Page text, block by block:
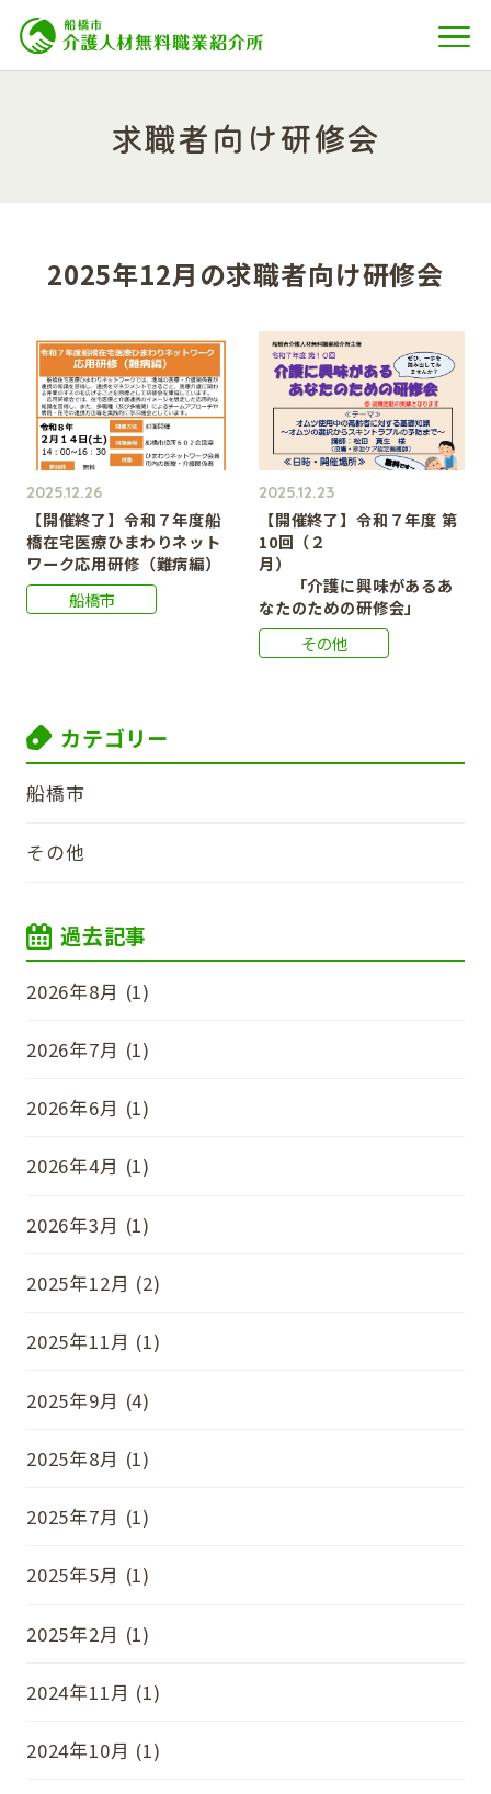
求職者向け研修会
2025年12月の求職者向け研修会
2025.12.26
【開催終了】令和７年度船
橋在宅医療ひまわりネット
ワーク応用研修（難病編）
船橋市
2025.12.23
【開催終了】令和７年度 第
10回（２
月）
「介護に興味があるあ
なたのための研修会」
その他
カテゴリー
船橋市
その他
過去記事
2026年8月 (1)
2026年7月 (1)
2026年6月 (1)
2026年4月 (1)
2026年3月 (1)
2025年12月 (2)
2025年11月 (1)
2025年9月 (4)
2025年8月 (1)
2025年7月 (1)
2025年5月 (1)
2025年2月 (1)
2024年11月 (1)
2024年10月 (1)